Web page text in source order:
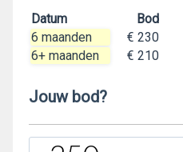
Datum Bod
6 maanden
€ 230
6+ maanden
€ 210
Jouw bod?